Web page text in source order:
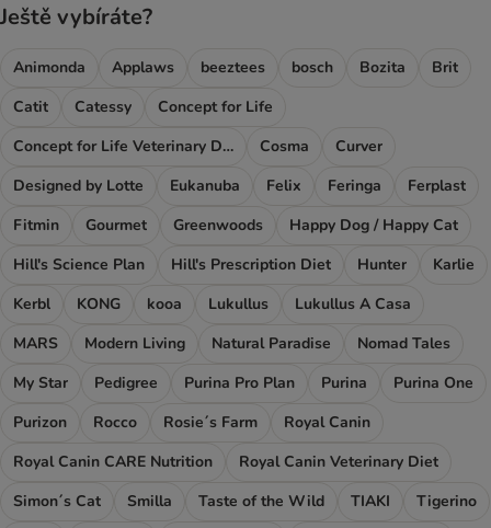
Ještě vybíráte?
Animonda Applaws beeztees bosch Bozita
Brit
Catit
Catessy
Concept for Life
Concept for Life Veterinary Diet
Cosma
Curver
Designed by Lotte
Eukanuba Felix Feringa
Ferplast
Fitmin
Gourmet Greenwoods
Happy Dog / Happy Cat
Hill's Science Plan
Hill's Prescription Diet Hunter
Karlie
Kerbl
KONG kooa Lukullus
Lukullus A Casa
MARS
Modern Living Natural Paradise
Nomad Tales
My Star
Pedigree Purina Pro Plan Purina
Purina One
Purizon
Rocco Rosie´s Farm
Royal Canin
Royal Canin CARE Nutrition
Royal Canin Veterinary Diet
Simon´s Cat
Smilla Taste of the Wild TIAKI
Tigerino